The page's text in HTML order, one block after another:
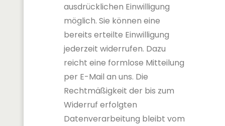
ausdrücklichen Einwilligung
möglich. Sie können eine
bereits erteilte Einwilligung
jederzeit widerrufen. Dazu
reicht eine formlose Mitteilung
per E-Mail an uns. Die
Rechtmäßigkeit der bis zum
Widerruf erfolgten
Datenverarbeitung bleibt vom